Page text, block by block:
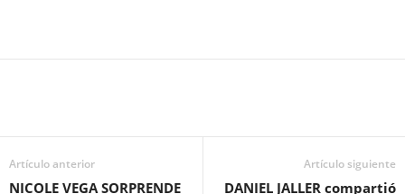
Artículo anterior
NICOLE VEGA SORPRENDE
Artículo siguiente
DANIEL JALLER compartió